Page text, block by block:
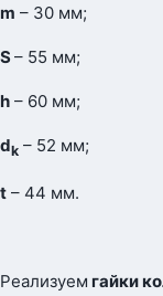
m – 30 мм;
S– 55 мм;
h – 60 мм;
dk – 52 мм;
t – 44 мм.
Реализуем гайки